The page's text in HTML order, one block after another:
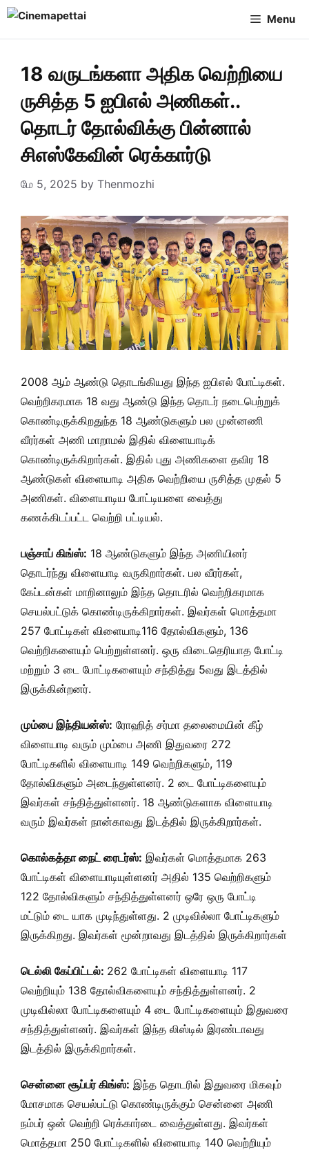
Skip
Menu
18 வருடங்களா அதிக வெற்றியை
ருசித்த 5 ஐபிஎல் அணிகள்..
தொடர் தோல்விக்கு பின்னால்
சிஎஸ்கேவின் ரெக்கார்டு
மே 5, 2025 by Thenmozhi
2008 ஆம் ஆண்டு தொடங்கியது இந்த ஐபிஎல் போட்டிகள்.
வெற்றிகரமாக 18 வது ஆண்டு இந்த தொடர் நடைபெற்றுக்
கொண்டிருக்கிறதுந்த 18 ஆண்டுகளும் பல முன்னணி
வீரர்கள் அணி மாறாமல் இதில் விளையாடிக்
கொண்டிருக்கிறார்கள். இதில் புது அணிகளை தவிர 18
ஆண்டுகள் விளையாடி அதிக வெற்றியை ருசித்த முதல் 5
அணிகள். விளையாடிய போட்டியளை வைத்து
கணக்கிடப்பட்ட வெற்றி பட்டியல்.
பஞ்சாப் கிங்ஸ்: 18 ஆண்டுகளும் இந்த அணியினர்
தொடர்ந்து விளையாடி வருகிறார்கள். பல வீரர்கள்,
கேப்டன்கள் மாறினாலும் இந்த தொடரில் வெற்றிகரமாக
செயல்பட்டுக் கொண்டிருக்கிறார்கள். இவர்கள் மொத்தமா
257 போட்டிகள் விளையாடி116 தோல்விகளும், 136
வெற்றிகளையும் பெற்றுள்ளனர். ஒரு விடைதெரியாத போட்டி
மற்றும் 3 டை போட்டிகளையும் சந்தித்து 5வது இடத்தில்
இருக்கின்றனர்.
மும்பை இந்தியன்ஸ்: ரோஹித் சர்மா தலைமையின் கீழ்
விளையாடி வரும் மும்பை அணி இதுவரை 272
போட்டிகளில் விளையாடி 149 வெற்றிகளும், 119
தோல்விகளும் அடைந்துள்ளனர். 2 டை போட்டிகளையும்
இவர்கள் சந்தித்துள்ளனர். 18 ஆண்டுகளாக விளையாடி
வரும் இவர்கள் நான்காவது இடத்தில் இருக்கிறார்கள்.
கொல்கத்தா நைட் ரைடர்ஸ்: இவர்கள் மொத்தமாக 263
போட்டிகள் விளையாடியுள்ளனர் அதில் 135 வெற்றிகளும்
122 தோல்விகளும் சந்தித்துள்ளனர் ஒரே ஒரு போட்டி
மட்டும் டை யாக முடிந்துள்ளது. 2 முடிவில்லா போட்டிகளும்
இருக்கிறது. இவர்கள் மூன்றாவது இடத்தில் இருக்கிறார்கள்
டெல்லி கேப்பிட்டல்: 262 போட்டிகள் விளையாடி 117
வெற்றியும் 138 தோல்விகளையும் சந்தித்துள்ளனர். 2
முடிவில்லா போட்டிகளையும் 4 டை போட்டிகளையும் இதுவரை
சந்தித்துள்ளனர். இவர்கள் இந்த லிஸ்டில் இரண்டாவது
இடத்தில் இருக்கிறார்கள்.
சென்னை சூப்பர் கிங்ஸ்: இந்த தொடரில் இதுவரை மிகவும்
மோசமாக செயல்பட்டு கொண்டிருக்கும் சென்னை அணி
நம்பர் ஒன் வெற்றி ரெக்கார்டை வைத்துள்ளது. இவர்கள்
மொத்தமா 250 போட்டிகளில் விளையாடி 140 வெற்றியும்